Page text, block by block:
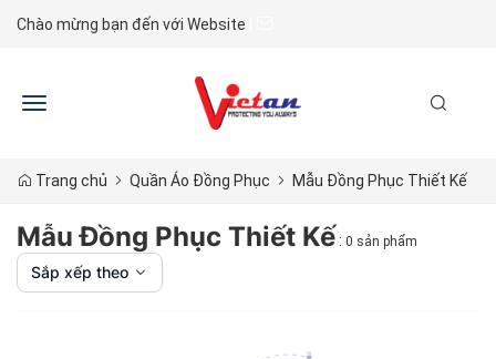
Chào mừng bạn đến với Website
Toggle
Trang chủ Quần Áo Đồng Phục Mẫu Đồng Phục Thiết Kế
Mẫu Đồng Phục Thiết Kế : 0 sản phẩm
Sắp xếp theo